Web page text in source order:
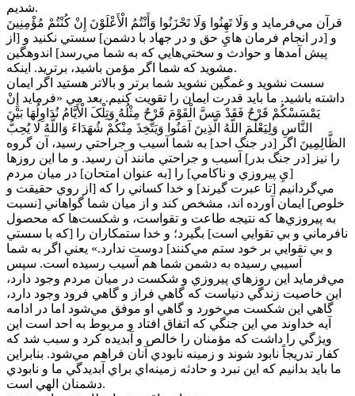
شديم.
قرآن مي‌فرمايد و وَلَا تَهِنُوا وَلَا تَحْزَنُوا وَأَنْتُمُ الْأَعْلَوْنَ إِنْ کُنْتُمْ مُؤْمِنِينَ
و [در انجام فرمان هايِ حق و در جهاد با دشمن] سستي نکنيد و [از
پيش آمدها و حوادث و سختي‌هايي که به شما مي‌رسد] اندوهگين
مشويد که شما اگر مؤمن باشيد، برتريد. اينکه.
سست نشويد و غمگين نشويد شما برتر و بالاتر هستيد اگر ايمان
داشته باشيد. ما بايد قدرت ايمان را تقويت کنيم. بعد مي «فرمايد إِنْ
يَمْسَسْکُمْ قَرْحٌ فَقَدْ مَسَّ الْقَوْمَ قَرْحٌ مِثْلُهُ وَتِلْکَ الْأَيَّامُ نُدَاوِلُهَا بَيْنَ
النَّاسِ وَلِيَعْلَمَ اللَّهُ الَّذِينَ آمَنُوا وَيَتَّخِذَ مِنْکُمْ شُهَدَاءَ وَاللَّهُ لَا يُحِبُّ
الظَّالِمِينَ اگر [در جنگ احد] به شما آسيب و جراحتي رسيد، آن گروه
را نيز [در جنگ بدر] آسيب و جراحتي مانند آن رسيد. و ما اين روزها
[يِ پيروزي و ناکامي] را [به عنوان امتحان] در ميان مردم
مي‌گردانيم [تا عبرت گيرند] و خدا کساني را که [از روي حقيقت و
خلوص] ايمان آورده اند، مشخص کند و از ميان شما گواهاني [نسبت
به پيروزي‌ها که نتيجه طاعت و تقواست، و شکست‌ها که محصول
نافرماني و بي تقوايي است] بگيرد؛ و خدا ستمکاران را [که با سستي
و بي تقوايي بر خود ستم مي‌کنند] دوست ندارد.» يعني اگر به شما
آسيبي رسيده به دشمن شما هم آسيب رسيده است. سپس
مي‌فرمايد اين روزهاي پيروزي و شکست در ميان مردم وجود دارد،
اين خاصيت زندگي دنياست که گاهي فراز و گاهي فرود وجود دارد،
گاهي اين شکست مي‌خورد و گاهي او موفق مي‌شود اما در ادامه
آيه خداوند مي اين جنگي که اتفاق افتاد و مربوط به احد است اين
ويژگي را داشت که مؤمنان را خالص و آبديده کرد و سبب شد که
کفار تدريجاً نابود شوند و زمينه نابودي آنان فراهم مي‌شود. بنابراين
ما بايد بدانيم که اين نبرد و حادثه زمينه‌اي براي آبديدگي ما و نابودي
دشمنان الهي است.